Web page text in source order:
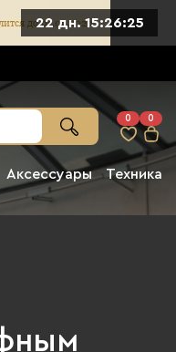
22 дн. 15:26:24
0 0
Аксессуары Техника